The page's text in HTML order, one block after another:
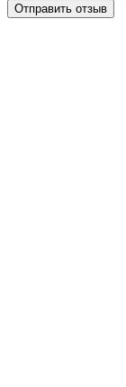
Отправить отзыв